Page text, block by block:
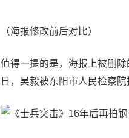
（海报修改前后对比）
值得一提的是，海报上被删
日，吴毅被东阳市人民检察